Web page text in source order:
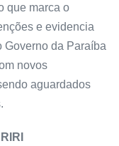
que marca o
e evidencia
Governo da Paraíba
novos
aguardados